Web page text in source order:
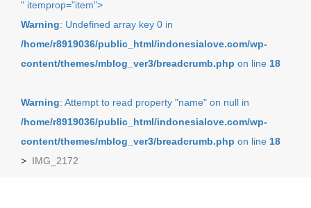
" itemprop="item">
Warning: Undefined array key 0 in
/home/r8919036/public_html/indonesialove.com/wp-
content/themes/mblog_ver3/breadcrumb.php on line 18
Warning: Attempt to read property "name" on null in
/home/r8919036/public_html/indonesialove.com/wp-
content/themes/mblog_ver3/breadcrumb.php on line 18
> IMG_2172